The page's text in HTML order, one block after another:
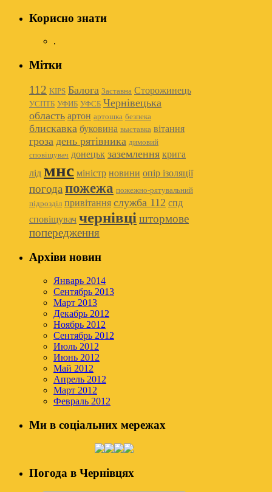
Корисно знати
.
Мітки
112 KIPS Балога Заставна Сторожинець
УСПТБ УФИБ УФСБ Чернівецька
область артон артошка безпека
блискавка буковина выставка вітання
гроза день рятівника димовий
сповіщувач донецьк заземлення крига
лід мнс міністр новини опір ізоляції
погода пожежа пожежно-рятувальний
підрозділ привітання служба 112 спд
сповіщувач чернівці штормове
попередження
Архіви новин
Январь 2014
Сентябрь 2013
Март 2013
Декабрь 2012
Ноябрь 2012
Сентябрь 2012
Июль 2012
Июнь 2012
Май 2012
Апрель 2012
Март 2012
Февраль 2012
Ми в соціальних мережах
Погода в Чернівцях